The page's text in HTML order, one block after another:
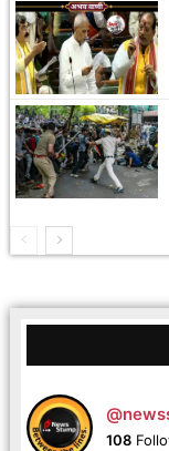
108